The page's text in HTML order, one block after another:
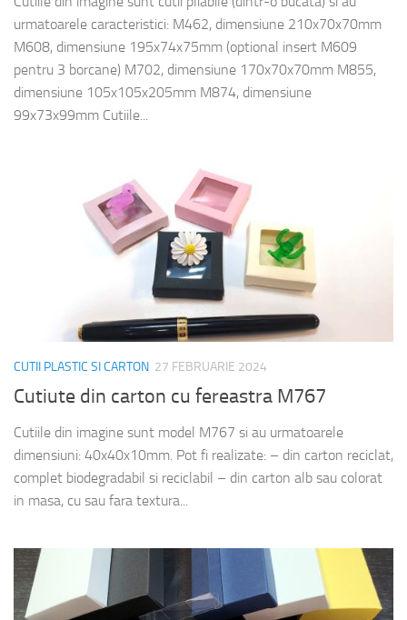
urmatoarele caracteristici: M462, dimensiune 210x70x70mm
M608, dimensiune 195x74x75mm (optional insert M609
pentru 3 borcane) M702, dimensiune 170x70x70mm M855,
dimensiune 105x105x205mm M874, dimensiune
99x73x99mm Cutiile...
CUTII PLASTIC SI CARTON 27 FEBRUARIE 2024
Cutiute din carton cu fereastra M767
Cutiile din imagine sunt model M767 si au urmatoarele
dimensiuni: 40x40x10mm. Pot fi realizate: – din carton reciclat,
complet biodegradabil si reciclabil – din carton alb sau colorat
in masa, cu sau fara textura...